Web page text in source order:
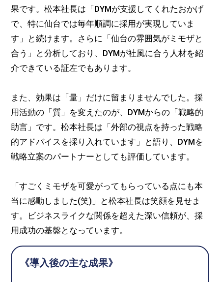
果です。松本社長は「DYMが支援してくれたおかげ
で、特に仙台では毎年順調に採用が実現していま
す」と続けます。さらに「仙台の雰囲気がミモザと
合う」と分析しており、DYMが社風に合う人材を紹
介できている証左でもあります。
また、効果は「量」だけに留まりませんでした。採
用活動の「質」を変えたのが、DYMからの「戦略的
助言」です。松本社長は「外部の視点を持った戦略
的アドバイスを採り入れています」と語り、DYMを
戦略立案のパートナーとしても評価しています。
「すごくミモザを可愛がってもらっている点にも本
当に感動しました(笑)」と松本社長は笑顔を見せま
す。ビジネスライクな関係を超えた深い信頼が、採
用成功の基盤となっています。
《導入後の主な成果》